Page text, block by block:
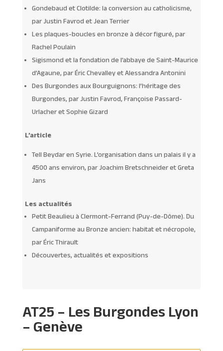
Gondebaud et Clotilde: la conversion au catholicisme,
par Justin Favrod et Jean Terrier
Les plaques-boucles en bronze à décor figuré, par
Rachel Poulain
Sigismond et la fondation de l’abbaye de Saint-Maurice
d’Agaune, par Éric Chevalley et Alessandra Antonini
Des Burgondes aux Bourguignons: l’héritage des
Burgondes, par Justin Favrod, Françoise Passard-
Urlacher et Sophie Gizard
L’article
Tell Beydar en Syrie. L’organisation dans un palais il y a
4500 ans environ, par Joachim Bretschneider et Greta
Jans
Les actualités
Petit Beaulieu à Clermont-Ferrand (Puy-de-Dôme). Du
Campaniforme au Bronze ancien: habitat et nécropole,
par Éric Thirault
Découvertes, actualités et expositions
AT25 – Les Burgondes Lyon
– Genève